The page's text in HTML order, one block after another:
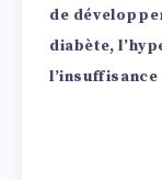
de
diabète,